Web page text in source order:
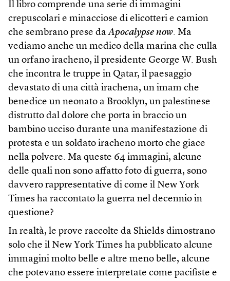
Il libro comprende una serie di immagini
crepuscolari e minacciose di elicotteri e camion
che sembrano prese daApocalypse now. Ma
vediamo anche un medico della marina che culla
un orfano iracheno, il presidente George W. Bush
che incontra le truppe in Qatar, il paesaggio
devastato di una città irachena, un imam che
benedice un neonato a Brooklyn, un palestinese
distrutto dal dolore che porta in braccio un
bambino ucciso durante una manifestazione di
protesta e un soldato iracheno morto che giace
nella polvere. Ma queste 64 immagini, alcune
delle quali non sono affatto foto di guerra, sono
davvero rappresentative di come il New York
Times ha raccontato la guerra nel decennio in
questione?
In realtà, le prove raccolte da Shields dimostrano
solo che il New York Times ha pubblicato alcune
immagini molto belle e altre meno belle, alcune
che potevano essere interpretate come pacifiste e